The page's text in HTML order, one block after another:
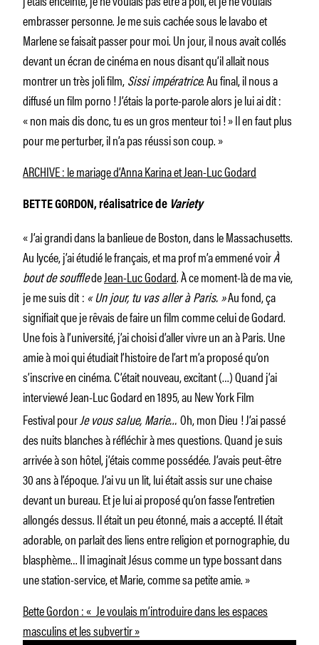
embrasser personne. Je me suis cachée sous le lavabo et
Marlene se faisait passer pour moi. Un jour, il nous avait collés
devant un écran de cinéma en nous disant qu’il allait nous
montrer un très joli film,Sissi impératrice. Au final, il nous a
diffusé un film porno ! J’étais la porte-parole alors je lui ai dit :
« non mais dis donc, tu es un gros menteur toi ! » Il en faut plus
pour me perturber, il n’a pas réussi son coup. »
ARCHIVE : le mariage d’Anna Karina et Jean-Luc Godard
BETTE GORDON, réalisatrice de Variety
« J’ai grandi dans la banlieue de Boston, dans le Massachusetts.
Au lycée, j’ai étudié le français, et ma prof m’a emmené voirÀ
bout de souffledeJean-Luc Godard. À ce moment-là de ma vie,
je me suis dit : « Un jour, tu vas aller à Paris. »Au fond, ça
signifiait que je rêvais de faire un film comme celui de Godard.
Une fois à l’université, j’ai choisi d’aller vivre un an à Paris. Une
amie à moi qui étudiait l’histoire de l’art m’a proposé qu’on
s’inscrive en cinéma. C’était nouveau, excitant (…) Quand j’ai
interviewé Jean-Luc Godard en 1895, auNew York Film
Festival pourJe vous salue, Marie…Oh, mon Dieu ! J’ai passé
des nuits blanches à réfléchir à mes questions. Quand je suis
arrivée à son hôtel, j’étais comme possédée. J’avais peut-être
30 ans à l’époque. J’ai vu un lit, lui était assis sur une chaise
devant un bureau. Et je lui ai proposé qu’on fasse l’entretien
allongés dessus. Il était un peu étonné, mais a accepté. Il était
adorable, on parlait des liens entre religion et pornographie, du
blasphème… Il imaginait Jésus comme un type bossant dans
une station-service, et Marie, comme sa petite amie. »
Bette Gordon : « Je voulais m’introduire dans les espaces
masculins et les subvertir »